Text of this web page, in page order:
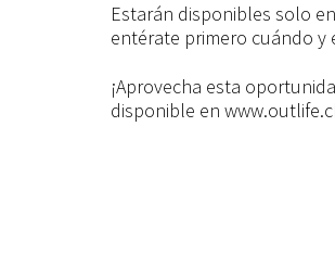
Estarán disponibles solo
entérate primero cuándo y
¡Aprovecha esta
disponible en www.outlife.cl